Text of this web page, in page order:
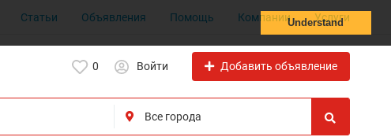
Understand
Статьи Объявления Помощь Компании Услуги
0 Войти Добавить объявление